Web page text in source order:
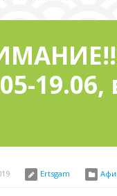
Ertsgam